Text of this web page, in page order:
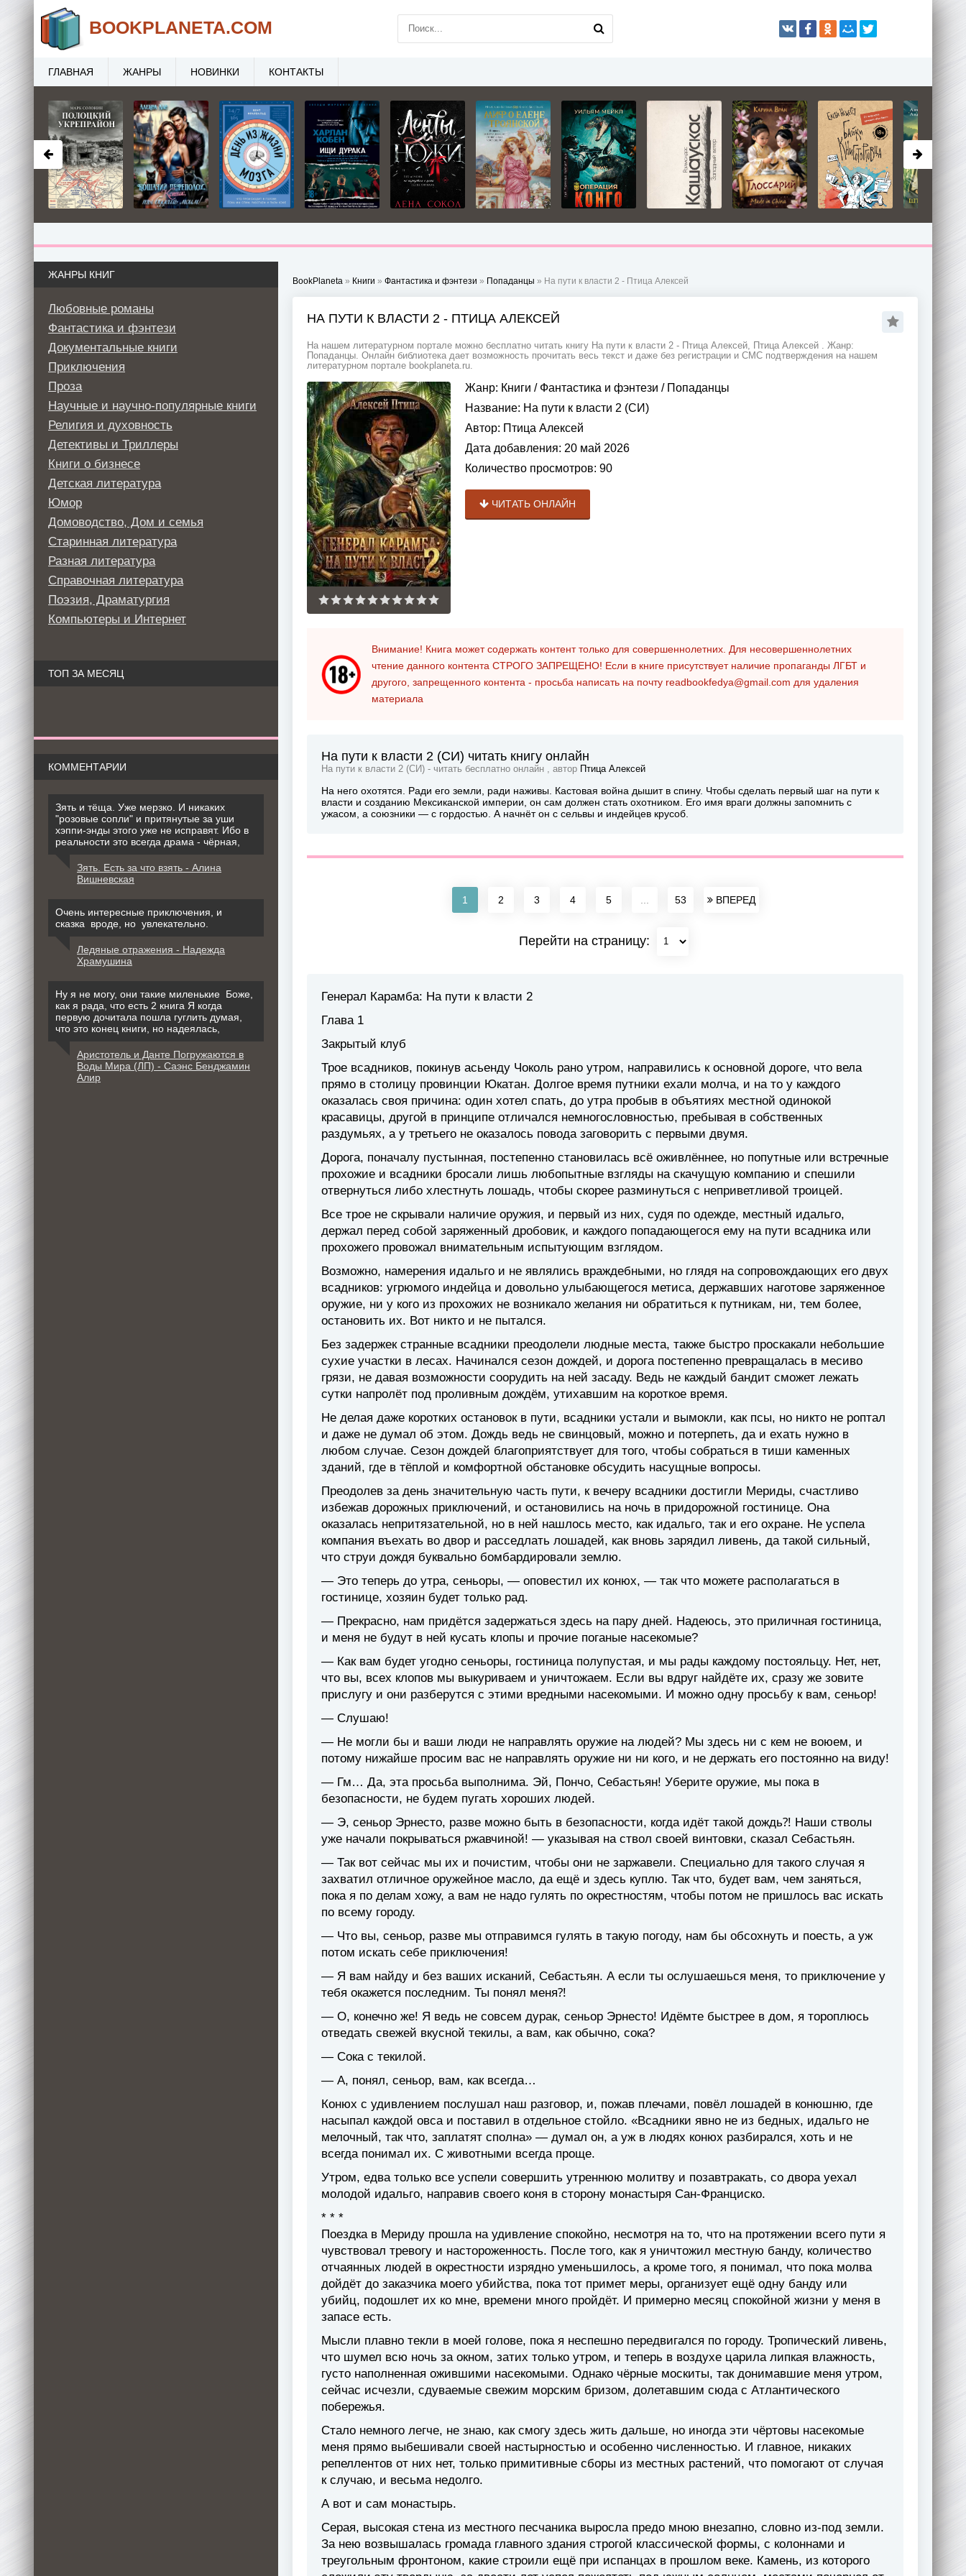
BookPlaneta » Книги » Фантастика и фэнтези » Попаданцы » На пути к власти 2 - Птица Алексей
НА ПУТИ К ВЛАСТИ 2 - ПТИЦА АЛЕКСЕЙ
На нашем литературном портале можно бесплатно читать книгу На пути к власти 2 - Птица Алексей, Птица Алексей . Жанр:
Попаданцы. Онлайн библиотека дает возможность прочитать весь текст и даже без регистрации и СМС подтверждения на нашем
литературном портале bookplaneta.ru.
Жанр: Книги / Фантастика и фэнтези / Попаданцы
Название: На пути к власти 2 (СИ)
Автор: Птица Алексей
Дата добавления: 20 май 2026
Количество просмотров: 90
ЧИТАТЬ ОНЛАЙН
Внимание! Книга может содержать контент только для совершеннолетних. Для несовершеннолетних
чтение данного контента СТРОГО ЗАПРЕЩЕНО! Если в книге присутствует наличие пропаганды ЛГБТ и
другого, запрещенного контента - просьба написать на почту readbookfedya@gmail.com для удаления
материала
На пути к власти 2 (СИ) читать книгу онлайн
На пути к власти 2 (СИ) - читать бесплатно онлайн , автор Птица Алексей
На него охотятся. Ради его земли, ради наживы. Кастовая война дышит в спину. Чтобы сделать первый шаг на пути к
власти и созданию Мексиканской империи, он сам должен стать охотником. Его имя враги должны запомнить с
ужасом, а союзники — с гордостью. А начнёт он с сельвы и индейцев крусоб.
1 2 3 4 5 53 ВПЕРЕД
Перейти на страницу:
Генерал Карамба: На пути к власти 2
Глава 1
Закрытый клуб
Трое всадников, покинув асьенду Чоколь рано утром, направились к основной дороге, что вела
прямо в столицу провинции Юкатан. Долгое время путники ехали молча, и на то у каждого
оказалась своя причина: один хотел спать, до утра пробыв в объятиях местной одинокой
красавицы, другой в принципе отличался немногословностью, пребывая в собственных
раздумьях, а у третьего не оказалось повода заговорить с первыми двумя.
Дорога, поначалу пустынная, постепенно становилась всё оживлённее, но попутные или встречные
прохожие и всадники бросали лишь любопытные взгляды на скачущую компанию и спешили
отвернуться либо хлестнуть лошадь, чтобы скорее разминуться с неприветливой троицей.
Все трое не скрывали наличие оружия, и первый из них, судя по одежде, местный идальго,
держал перед собой заряженный дробовик, и каждого попадающегося ему на пути всадника или
прохожего провожал внимательным испытующим взглядом.
Возможно, намерения идальго и не являлись враждебными, но глядя на сопровождающих его двух
всадников: угрюмого индейца и довольно улыбающегося метиса, державших наготове заряженное
оружие, ни у кого из прохожих не возникало желания ни обратиться к путникам, ни, тем более,
остановить их. Вот никто и не пытался.
Без задержек странные всадники преодолели людные места, также быстро проскакали небольшие
сухие участки в лесах. Начинался сезон дождей, и дорога постепенно превращалась в месиво
грязи, не давая возможности соорудить на ней засаду. Ведь не каждый бандит сможет лежать
сутки напролёт под проливным дождём, утихавшим на короткое время.
Не делая даже коротких остановок в пути, всадники устали и вымокли, как псы, но никто не роптал
и даже не думал об этом. Дождь ведь не свинцовый, можно и потерпеть, да и ехать нужно в
любом случае. Сезон дождей благоприятствует для того, чтобы собраться в тиши каменных
зданий, где в тёплой и комфортной обстановке обсудить насущные вопросы.
Преодолев за день значительную часть пути, к вечеру всадники достигли Мериды, счастливо
избежав дорожных приключений, и остановились на ночь в придорожной гостинице. Она
оказалась непритязательной, но в ней нашлось место, как идальго, так и его охране. Не успела
компания въехать во двор и расседлать лошадей, как вновь зарядил ливень, да такой сильный,
что струи дождя буквально бомбардировали землю.
— Это теперь до утра, сеньоры, — оповестил их конюх, — так что можете располагаться в
гостинице, хозяин будет только рад.
— Прекрасно, нам придётся задержаться здесь на пару дней. Надеюсь, это приличная гостиница,
и меня не будут в ней кусать клопы и прочие поганые насекомые?
— Как вам будет угодно сеньоры, гостиница полупустая, и мы рады каждому постояльцу. Нет, нет,
что вы, всех клопов мы выкуриваем и уничтожаем. Если вы вдруг найдёте их, сразу же зовите
прислугу и они разберутся с этими вредными насекомыми. И можно одну просьбу к вам, сеньор!
— Слушаю!
— Не могли бы и ваши люди не направлять оружие на людей? Мы здесь ни с кем не воюем, и
потому нижайше просим вас не направлять оружие ни ни кого, и не держать его постоянно на виду!
— Гм… Да, эта просьба выполнима. Эй, Пончо, Себастьян! Уберите оружие, мы пока в
безопасности, не будем пугать хороших людей.
— Э, сеньор Эрнесто, разве можно быть в безопасности, когда идёт такой дождь⁈ Наши стволы
уже начали покрываться ржавчиной! — указывая на ствол своей винтовки, сказал Себастьян.
— Так вот сейчас мы их и почистим, чтобы они не заржавели. Специально для такого случая я
захватил отличное оружейное масло, да ещё и здесь куплю. Так что, будет вам, чем заняться,
пока я по делам хожу, а вам не надо гулять по окрестностям, чтобы потом не пришлось вас искать
по всему городу.
— Что вы, сеньор, разве мы отправимся гулять в такую погоду, нам бы обсохнуть и поесть, а уж
потом искать себе приключения!
— Я вам найду и без ваших исканий, Себастьян. А если ты ослушаешься меня, то приключение у
тебя окажется последним. Ты понял меня⁈
— О, конечно же! Я ведь не совсем дурак, сеньор Эрнесто! Идёмте быстрее в дом, я тороплюсь
отведать свежей вкусной текилы, а вам, как обычно, сока?
— Сока с текилой.
— А, понял, сеньор, вам, как всегда…
Конюх с удивлением послушал наш разговор, и, пожав плечами, повёл лошадей в конюшню, где
насыпал каждой овса и поставил в отдельное стойло. «Всадники явно не из бедных, идальго не
мелочный, так что, заплатят сполна» — думал он, а уж в людях конюх разбирался, хоть и не
всегда понимал их. С животными всегда проще.
Утром, едва только все успели совершить утреннюю молитву и позавтракать, со двора уехал
молодой идальго, направив своего коня в сторону монастыря Сан-Франциско.
* * *
Поездка в Мериду прошла на удивление спокойно, несмотря на то, что на протяжении всего пути я
чувствовал тревогу и настороженность. После того, как я уничтожил местную банду, количество
отчаянных людей в окрестности изрядно уменьшилось, а кроме того, я понимал, что пока молва
дойдёт до заказчика моего убийства, пока тот примет меры, организует ещё одну банду или
убийц, подошлет их ко мне, времени много пройдёт. И примерно месяц спокойной жизни у меня в
запасе есть.
Мысли плавно текли в моей голове, пока я неспешно передвигался по городу. Тропический ливень,
что шумел всю ночь за окном, затих только утром, и теперь в воздухе царила липкая влажность,
густо наполненная ожившими насекомыми. Однако чёрные москиты, так донимавшие меня утром,
сейчас исчезли, сдуваемые свежим морским бризом, долетавшим сюда с Атлантического
побережья.
Стало немного легче, не знаю, как смогу здесь жить дальше, но иногда эти чёртовы насекомые
меня прямо выбешивали своей настырностью и особенно численностью. И главное, никаких
репеллентов от них нет, только примитивные сборы из местных растений, что помогают от случая
к случаю, и весьма недолго.
А вот и сам монастырь.
Серая, высокая стена из местного песчаника выросла предо мною внезапно, словно из-под земли.
За нею возвышалась громада главного здания строгой классической формы, с колоннами и
треугольным фронтоном, какие строили ещё при испанцах в прошлом веке. Камень, из которого
ЖАНРЫ КНИГ
Любовные романы
Фантастика и фэнтези
Документальные книги
Приключения
Проза
Научные и научно-популярные книги
Религия и духовность
Детективы и Триллеры
Книги о бизнесе
Детская литература
Юмор
Домоводство, Дом и семья
Старинная литература
Разная литература
Справочная литература
Поэзия, Драматургия
Компьютеры и Интернет
ТОП ЗА МЕСЯЦ
КОММЕНТАРИИ
Зять и тёща. Уже мерзко. И никаких
"розовые сопли" и притянутые за уши
хэппи-энды этого уже не исправят. Ибо в
реальности это всегда драма - чёрная,
Зять. Есть за что взять - Алина
Вишневская
Очень интересные приключения, и
сказка вроде, но увлекательно.
Ледяные отражения - Надежда
Храмушина
Ну я не могу, они такие миленькие Боже,
как я рада, что есть 2 книга Я когда
первую дочитала пошла гуглить думая,
что это конец книги, но надеялась,
Аристотель и Данте Погружаются в
Воды Мира (ЛП) - Саэнс Бенджамин
Алир
BOOKPLANETA.COM
ГЛАВНАЯ ЖАНРЫ НОВИНКИ КОНТАКТЫ